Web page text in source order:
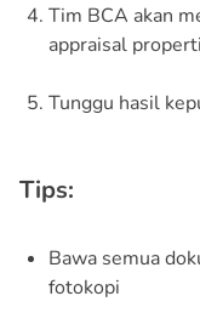
Tim BCA akan
appraisal properti
Tunggu hasil
Tips:
Bawa semua
fotokopi